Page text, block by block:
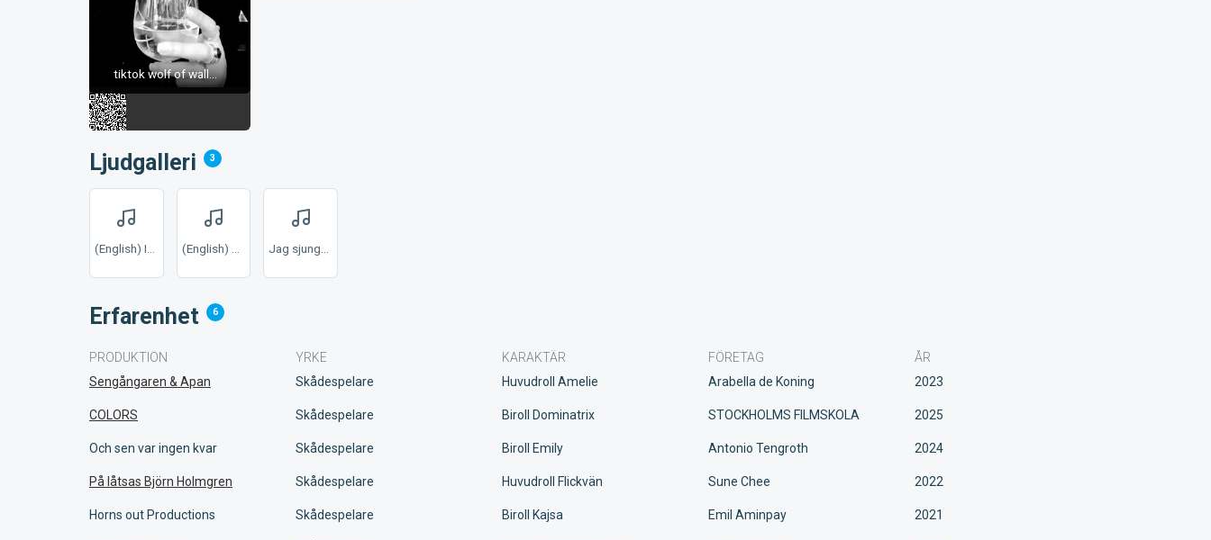
Erfarenhet 6
PRODUKTION YRKE KARAKTÄR FÖRETAG
ÅR
Sengångaren & Apan
Skådespelare Huvudroll Amelie Arabella de Koning 2023
COLORS Skådespelare Biroll Dominatrix STOCKHOLMS FILMSKOLA 2025
Och sen var ingen kvar Skådespelare Biroll Emily Antonio Tengroth 2024
På låtsas Björn Holmgren Skådespelare Huvudroll Flickvän Sune Chee 2022
Horns out Productions Skådespelare Biroll Kajsa Emil Aminpay 2021
tiktok wolf of wall...
Ljudgalleri 3